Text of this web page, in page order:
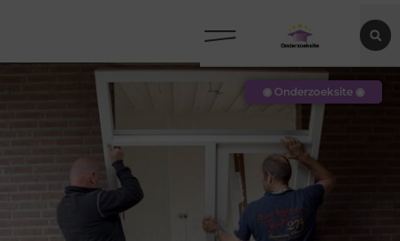
◉ Onderzoeksite ◉